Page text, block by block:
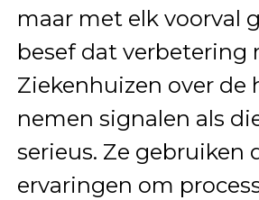
maar met elk voorval
besef dat verbetering
Ziekenhuizen over de
nemen signalen als
serieus. Ze gebruiken
ervaringen om